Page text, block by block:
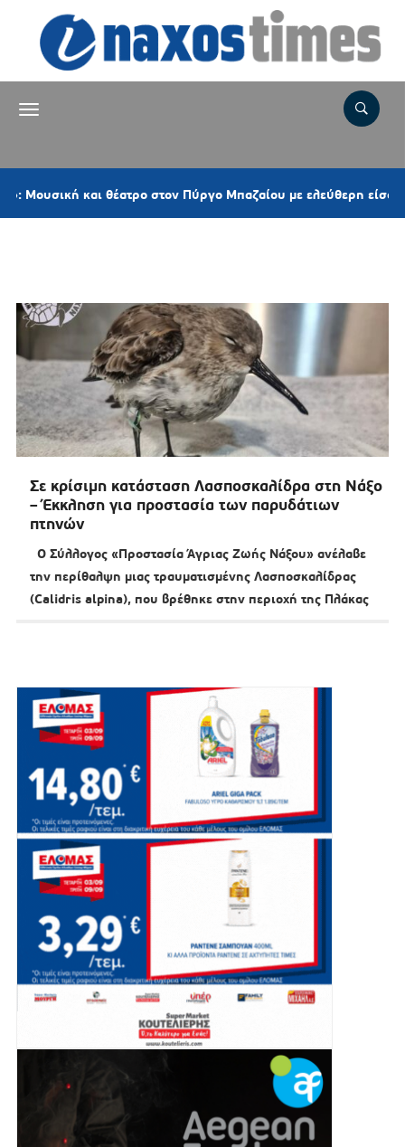
και θέατρο στον Πύργο Μπαζαίου με ελεύθερη είσοδο
Σε κρίσιμη κατάσταση Λασποσκαλίδρα στη Νάξο
– Έκκληση για προστασία των παρυδάτιων
πτηνών
Ο Σύλλογος «Προστασία Άγριας Ζωής Νάξου» ανέλαβε
την περίθαλψη μιας τραυματισμένης Λασποσκαλίδρας
(Calidris alpina), που βρέθηκε στην περιοχή της Πλάκας